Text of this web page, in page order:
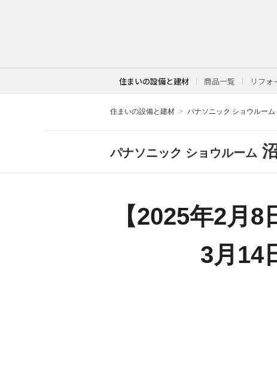
住まいの設備と建材 商品一覧 リフォ
住まいの設備と建材 パナソニック ショウルーム
パナソニック ショウルーム
【2025年2月
3月14